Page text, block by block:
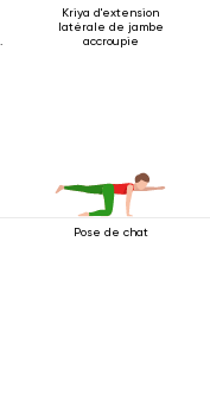
Kriya d'extension
latérale de jambe
accroupie
Pose de chat